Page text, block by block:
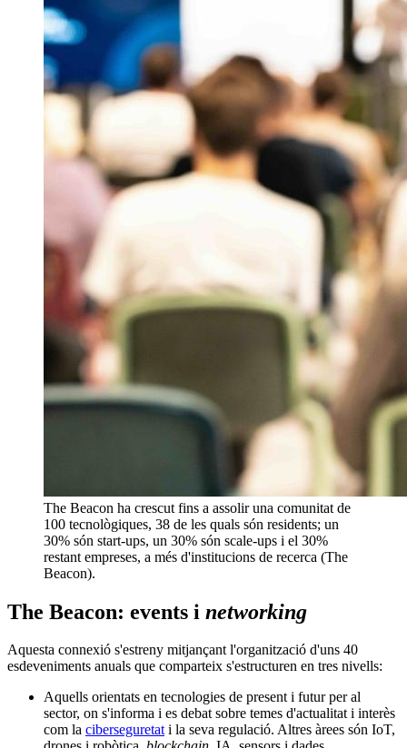
The Beacon ha crescut fins a assolir una comunitat de
100 tecnològiques, 38 de les quals són residents; un
30% són start-ups, un 30% són scale-ups i el 30%
restant empreses, a més d'institucions de recerca (The
Beacon).
The Beacon: events i networking
Aquesta connexió s'estreny mitjançant l'organització d'uns 40
esdeveniments anuals que comparteix s'estructuren en tres nivells:
Aquells orientats en tecnologies de present i futur per al
sector, on s'informa i es debat sobre temes d'actualitat i interès
com la ciberseguretati la seva regulació. Altres àrees són IoT,